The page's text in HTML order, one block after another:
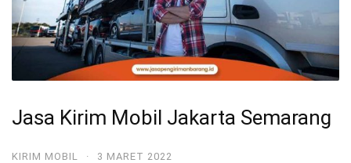
Jasa Kirim Mobil Jakarta Semarang
KIRIM MOBIL · 3 MARET 2022